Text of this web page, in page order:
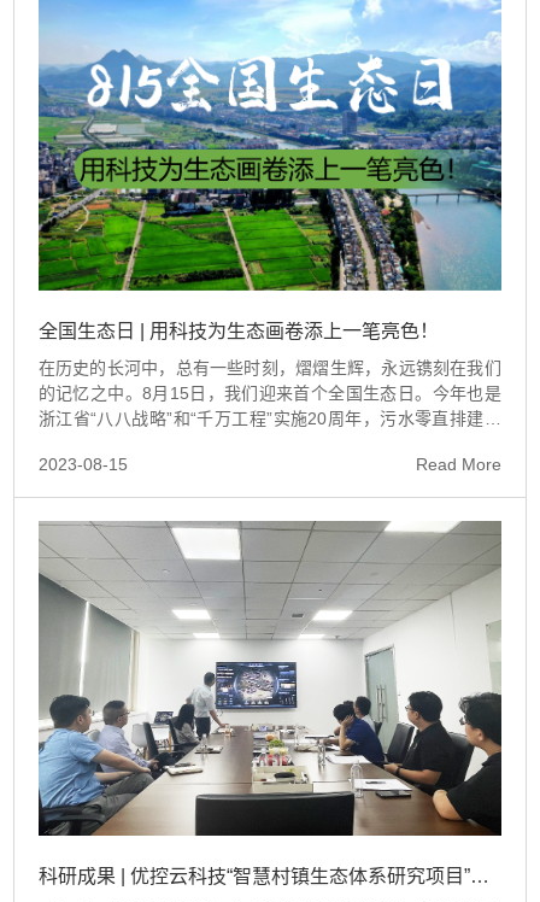
全国生态日 | 用科技为生态画卷添上一笔亮色！
在历史的长河中，总有一些时刻，熠熠生辉，永远镌刻在我们
的记忆之中。8月15日，我们迎来首个全国生态日。今年也是
浙江省“八八战略”和“千万工程”实施20周年，污水零直排建设
2023-08-15
Read More
科研成果 | 优控云科技“智慧村镇生态体系研究项目”顺利通过验收